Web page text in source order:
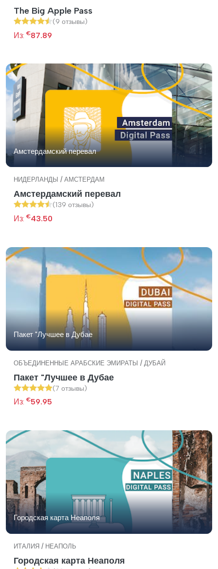
The Big Apple Pass
(9 отзывы)
Из: €87.89
Амстердамский перевал
НИДЕРЛАНДЫ / АМСТЕРДАМ
Амстердамский перевал
(139 отзывы)
Из: €43.50
Пакет "Лучшее в Дубае
ОБЪЕДИНЕННЫЕ АРАБСКИЕ ЭМИРАТЫ / ДУБАЙ
Пакет "Лучшее в Дубае
(7 отзывы)
Из: €59.95
Городская карта Неаполя
ИТАЛИЯ / НЕАПОЛЬ
Городская карта Неаполя